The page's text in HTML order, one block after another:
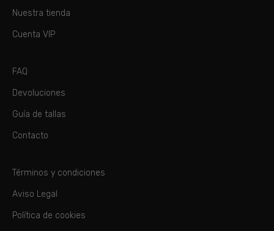
Nuestra tienda
Cuenta VIP
FAQ
Devoluciones
Guía de tallas
Contacto
Términos y condiciones
Aviso Legal
Política de cookies